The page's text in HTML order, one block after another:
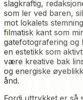
slagkraftig,
som ler ved baren,
mot lokalets
filmatisk kant som
gatefotografering og
en estetikk som
være kreative bak
og energiske
ånd.